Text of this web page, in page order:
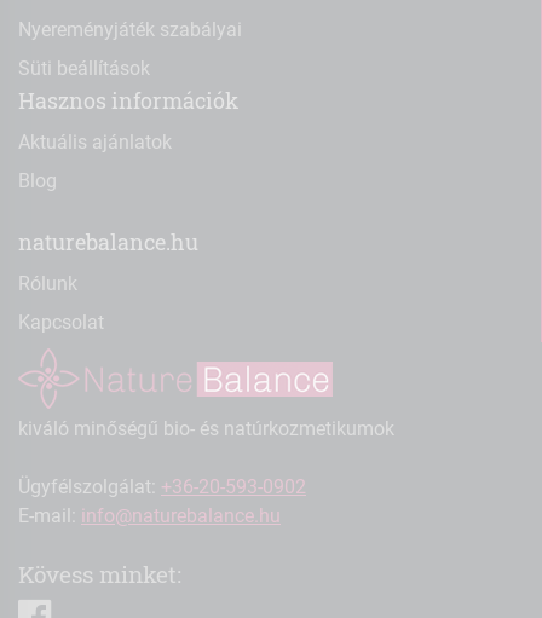
Nyereményjáték szabályai
Süti beállítások
Hasznos információk
Aktuális ajánlatok
Blog
naturebalance.hu
Rólunk
Kapcsolat
kiváló minőségű bio- és natúrkozmetikumok
Ügyfélszolgálat: +36-20-593-0902
E-mail: info@naturebalance.hu
Kövess minket: